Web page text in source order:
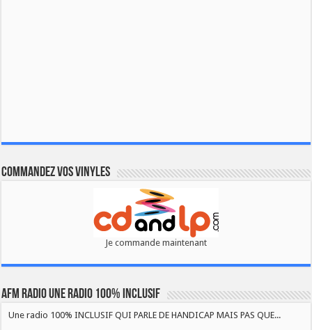
Commandez vos vinyles
Je commande maintenant
AFM RADIO UNE RADIO 100% INCLUSIF
Une radio 100% INCLUSIF QUI PARLE DE HANDICAP MAIS PAS QUE...